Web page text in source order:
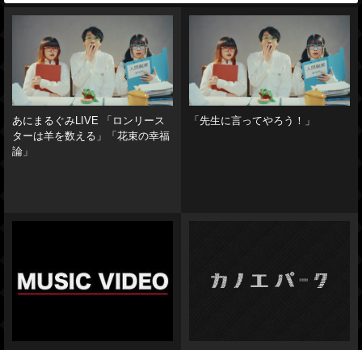
あにまるぐみLIVE 「ロンリース
ターは羊を数える」「花束の幸福
論」
「先生に言ってやろう！」